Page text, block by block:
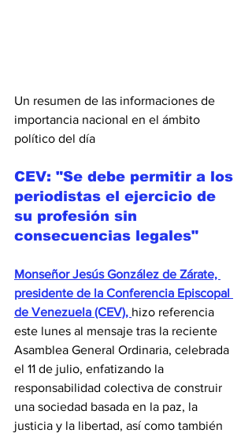
Un resumen de las informaciones de
importancia nacional en el ámbito
político del día
CEV: "Se debe permitir a los
periodistas el ejercicio de
su profesión sin
consecuencias legales"
Monseñor Jesús González de Zárate,
presidente de la Conferencia Episcopal
de Venezuela (CEV), hizo referencia
este lunes al mensaje tras la reciente
Asamblea General Ordinaria, celebrada
el 11 de julio, enfatizando la
responsabilidad colectiva de construir
una sociedad basada en la paz, la
justicia y la libertad, así como también